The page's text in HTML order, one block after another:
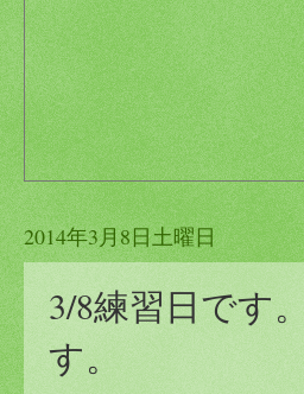
2014年3月8日土曜日
3/8練習日です
す。